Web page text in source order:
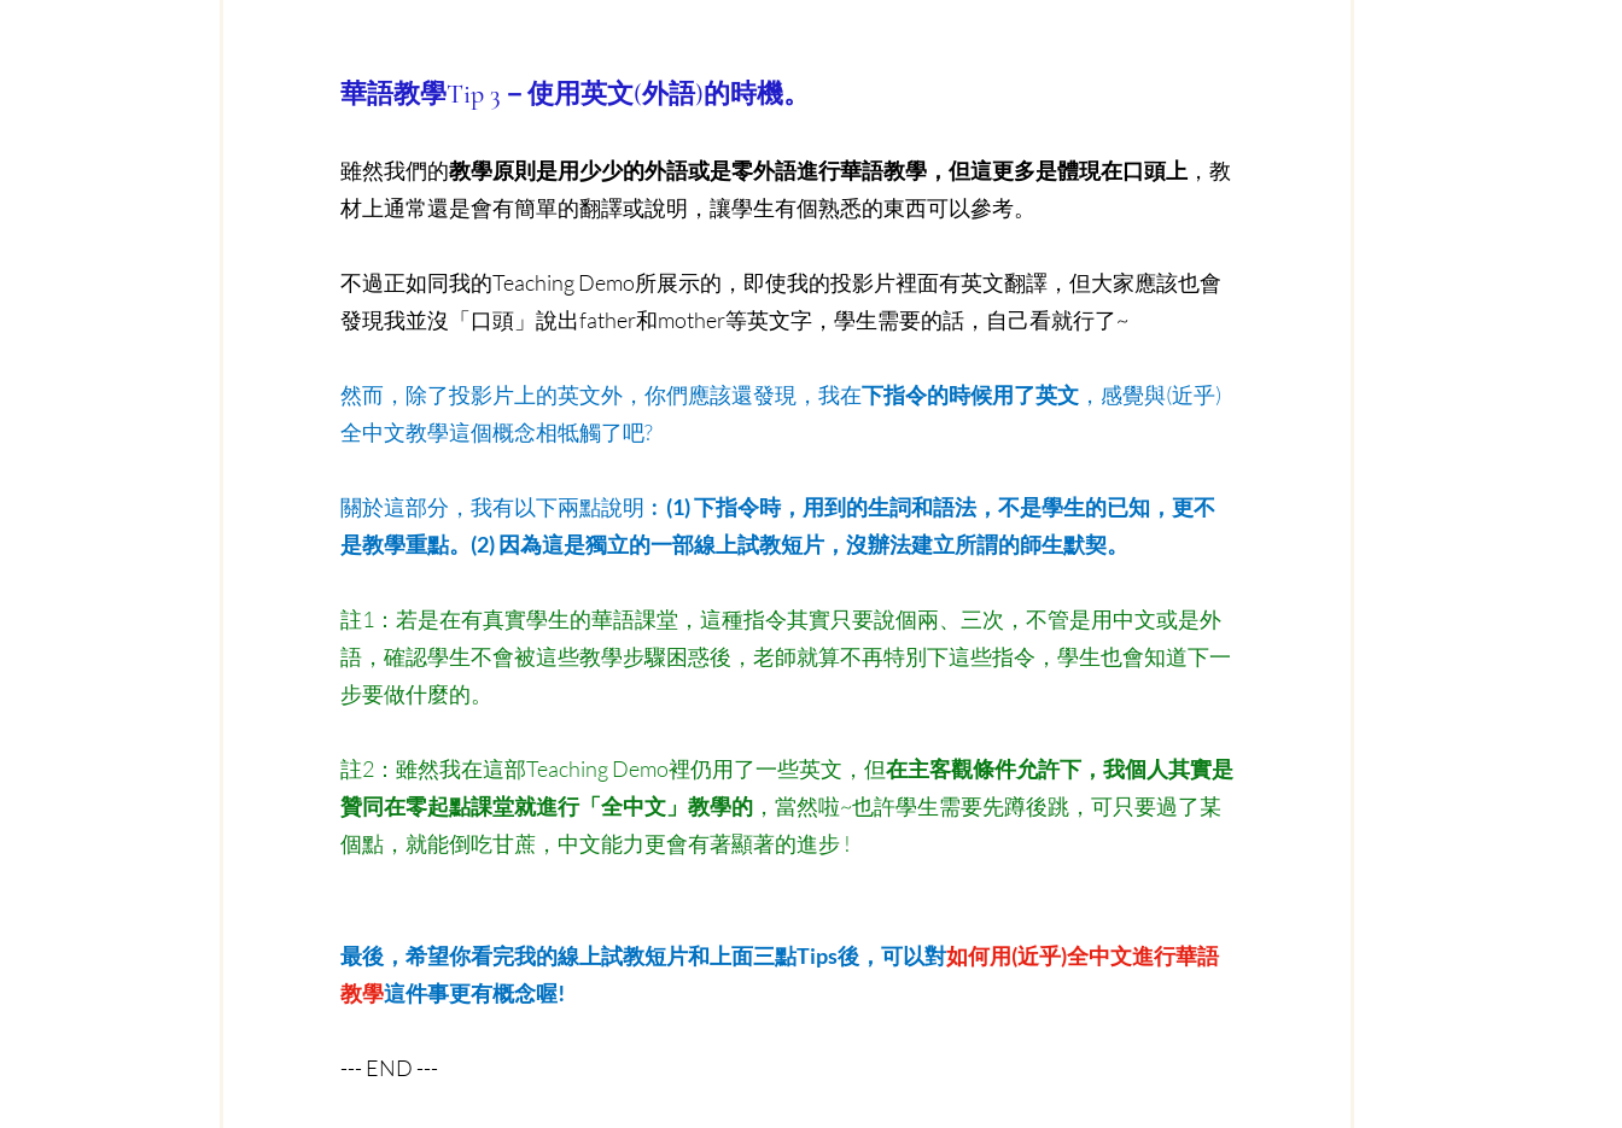
華語教學Tip 3－使用英文(外語)的時機。
雖然我們的教學原則是用少少的外語或是零外語進行華語教學，但這更多是體現在口頭上 ，教
材上通常還是會有簡單的翻譯或說明，讓學生有個熟悉的東西可以參考。
不過正如同我的Teaching Demo所展示的，即使我的投影片裡面有英文翻譯，但大家應該也會
發現我並沒「口頭」說出father和mother等英文字，學生需要的話，自己看就行了~
然而，除了投影片上的英文外，你們應該還發現，我在下指令的時候用了英文 ，感覺與(近乎)
全中文教學這個概念相牴觸了吧?
關於這部分，我有以下兩點說明︰ (1) 下指令時，用到的生詞和語法，不是學生的已知，更不
是教學重點。(2) 因為這是獨立的一部線上試教短片，沒辦法建立所謂的師生默契。
註1：若是在有真實學生的華語課堂，這種指令其實只要說個兩、三次，不管是用中文或是外
語，確認學生不會被這些教學步驟困惑後，老師就算不再特別下這些指令，學生也會知道下一
步要做什麼的。
註2：雖然我在這部Teaching Demo裡仍用了一些英文，但在主客觀條件允許下，我個人其實是
贊同在零起點課堂就進行「全中文」教學的 ，當然啦~也許學生需要先蹲後跳，可只要過了某
個點，就能倒吃甘蔗，中文能力更會有著顯著的進步 !
最後，希望你看完我的線上試教短片和上面三點Tips後，可以對如何用(近乎)全中文進行華語
教學這件事更有概念喔!
--- END ---